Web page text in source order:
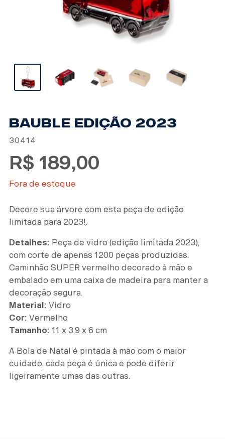
BAUBLE EDIÇÃO 2023
30414
R$ 189,00
Decore sua árvore com esta peça de edição
limitada para 2023!.
Detalhes: Peça de vidro (edição limitada 2023),
com corte de apenas 1200 peças produzidas.
Caminhão SUPER vermelho decorado à mão e
embalado em uma caixa de madeira para manter a
decoração segura.
Material: Vidro
Cor: Vermelho
Tamanho: 11 x 3,9 x 6 cm
A Bola de Natal é pintada à mão com o maior
cuidado, cada peça é única e pode diferir
ligeiramente umas das outras.
Fora de estoque